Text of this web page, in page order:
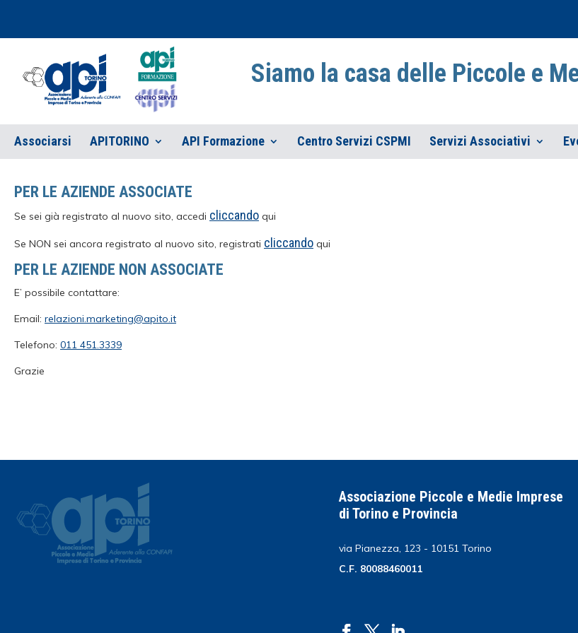
Siamo la casa delle Piccole e
Associarsi APITORINO API Formazione Centro Servizi CSPMI Servizi Associativi
PER LE AZIENDE ASSOCIATE
Se sei già registrato al nuovo sito, accedi cliccando qui
Se NON sei ancora registrato al nuovo sito, registrati cliccando qui
PER LE AZIENDE NON ASSOCIATE
E’ possibile contattare:
Email: relazioni.marketing@apito.it
Telefono: 011 451.3339
Grazie
Associazione Piccole e Medie Imprese
di Torino e Provincia
via Pianezza, 123 - 10151 Torino
C.F. 80088460011